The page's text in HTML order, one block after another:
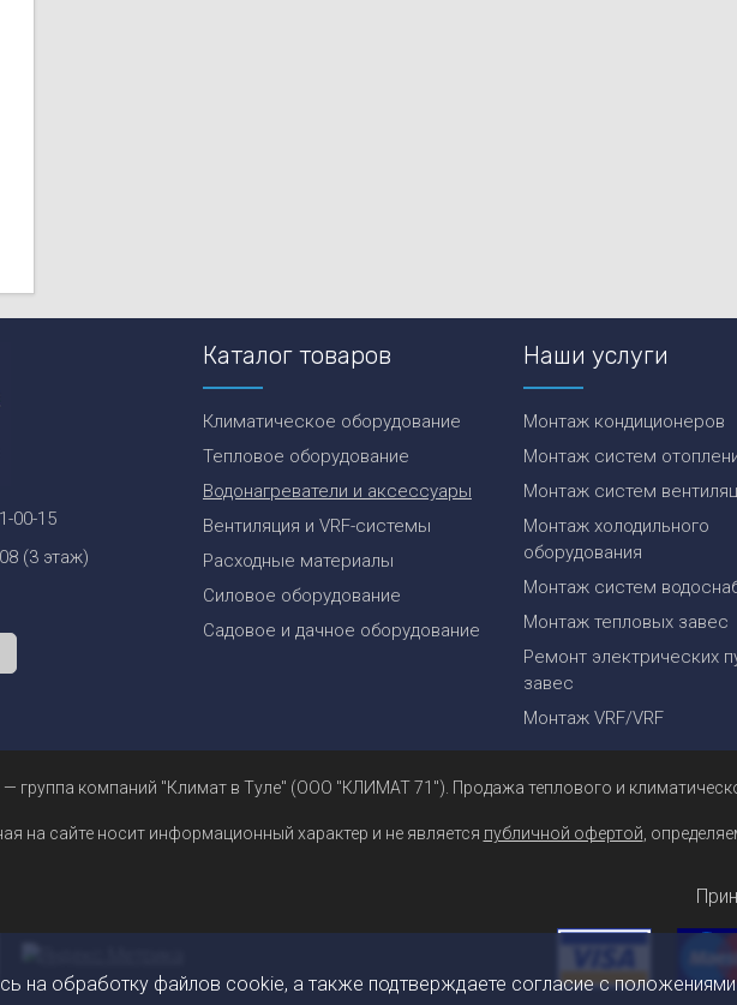
00-15
(3 этаж)
Каталог товаров
Климатическое оборудование
Тепловое оборудование
Водонагреватели и аксессуары
Вентиляция и VRF-системы
Расходные материалы
Силовое оборудование
Садовое и дачное оборудование
Наши услуги
Монтаж кондиционеров
Монтаж систем
Монтаж систем
Монтаж холодильного
оборудования
Монтаж систем
Монтаж тепловых завес
Ремонт электрических
завес
Монтаж VRF/VRF
группа компаний "Климат в Туле" (ООО "КЛИМАТ 71"). Продажа теплового и
на сайте носит информационный характер и не является публичной офертой,
на обработку файлов cookie, а также подтверждаете согласие с